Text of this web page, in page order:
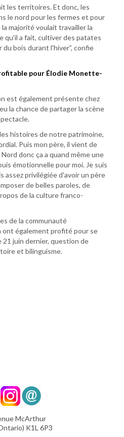
les territoires. Et donc, les
le nord pour les fermes et pour
majorité voulait travailler la
qu'il a fait, cultiver des patates
bois durant l'hiver”, confie
pour Élodie Monette-
est également présente chez
la chance de partager la scène
histoires de notre patrimoine,
Puis mon père, il vient de
donc ça a quand même une
émotionnelle pour moi. Je suis
assez privilégiée d'avoir un père
de belles paroles, de
de la culture franco-
de la communauté
ont également profité pour se
21 juin dernier, question de
et bilinguisme.
McArthur
K1L 6P3